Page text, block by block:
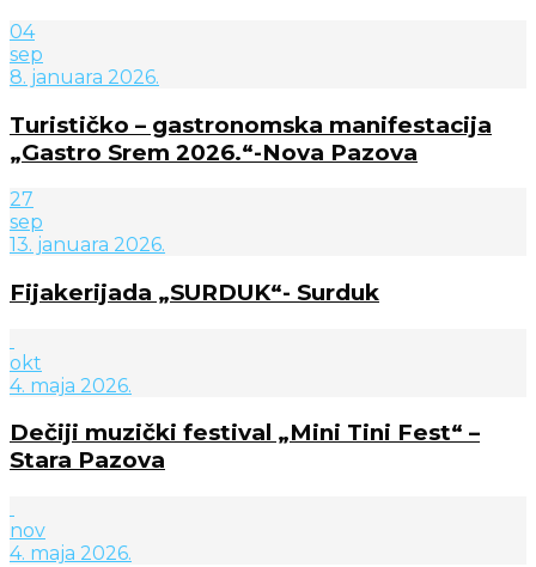
04
sep
8. januara 2026.
Turističko – gastronomska manifestacija
„Gastro Srem 2026.“-Nova Pazova
27
sep
13. januara 2026.
Fijakerijada „SURDUK“- Surduk
okt
4. maja 2026.
Dečiji muzički festival „Mini Tini Fest“ –
Stara Pazova
nov
4. maja 2026.